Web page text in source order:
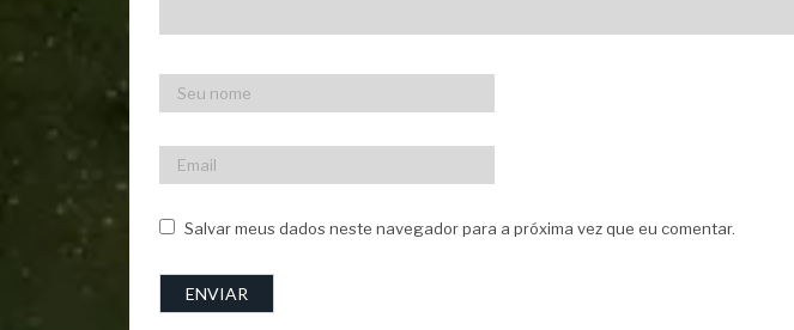
Salvar meus dados neste navegador para a próxima vez que eu comentar.